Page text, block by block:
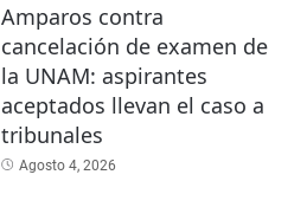
Amparos contra
cancelación de examen de
la UNAM: aspirantes
aceptados llevan el caso a
tribunales
Agosto 4, 2026